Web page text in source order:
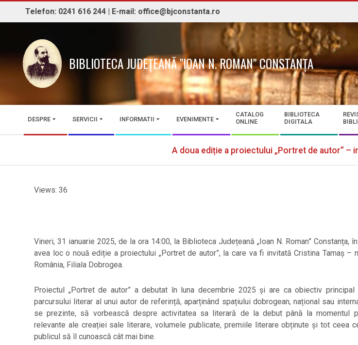
Telefon: 0241 616 244 | E-mail: office@bjconstanta.ro
BIBLIOTECA JUDEȚEANĂ "IOAN N. ROMAN" CONSTANȚA
Navigation
Menu
DESPRE SERVICII INFORMATII EVENIMENTE
CATALOG
ONLINE
BIBLIOTECA
DIGITALA
A doua ediție a proiectului „Portret de autor” –
Views: 36
Vineri, 31 ianuarie 2025, de la ora 14:00, la Biblioteca Județeană „Ioan N. Roman” Constanța,
avea loc o nouă ediție a proiectului „Portret de autor”, la care va fi invitată Cristina Tamaș –
România, Filiala Dobrogea.
Proiectul „Portret de autor” a debutat în luna decembrie 2025 și are ca obiectiv
parcursului literar al unui autor de referință, aparținând spațiului dobrogean, național sau
se prezinte, să vorbească despre activitatea sa literară de la debut până la momentul
relevante ale creației sale literare, volumele publicate, premiile literare obținute și tot ceea
publicul să îl cunoască cât mai bine.